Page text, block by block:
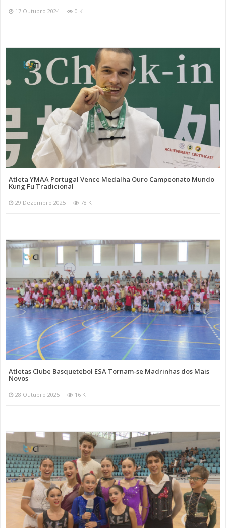
17 Outubro 2024 0 K
Atleta YMAA Portugal Vence Medalha Ouro Campeonato Mundo
Kung Fu Tradicional
29 Dezembro 2025 78 K
Atletas Clube Basquetebol ESA Tornam-se Madrinhas dos Mais
Novos
28 Outubro 2025 16 K